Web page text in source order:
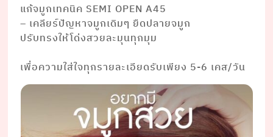
แก้จมูกเทคนิค SEMI OPEN A45
– เคลียร์ปัญหาจมูกเดิมๆ ยืดปลายจมูก
ปรับทรงให้โด่งสวยละมุนทุกมุม⠀⠀⠀⠀⠀⠀⠀
เพื่อความใส่ใจทุกรายละเอียดรับเพียง 5-6 เคส/วัน